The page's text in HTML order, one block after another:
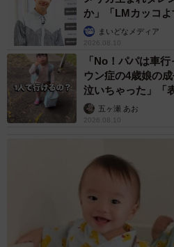
か」「LMカッコよ
まいどなメディア
2026.08.10
「No！パパは車
ウン症の4歳娘の
泣いちゃった」「
五ヶ瀬 あお
2026.08.10